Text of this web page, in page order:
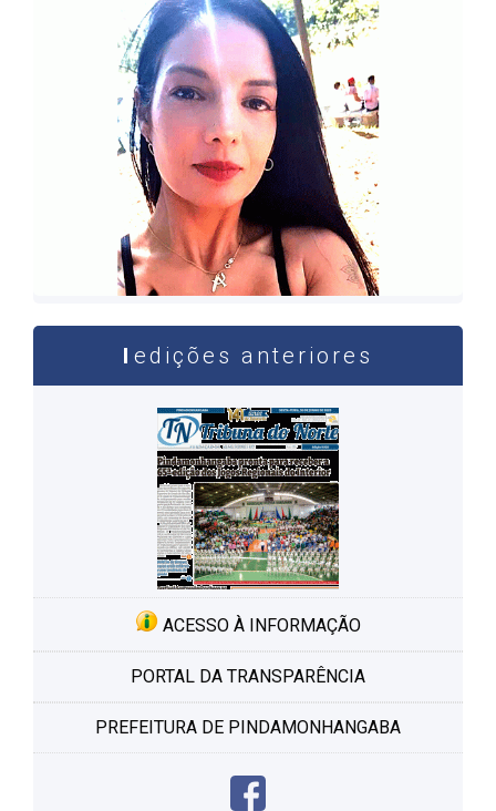
edições anteriores
ACESSO À INFORMAÇÃO
PORTAL DA TRANSPARÊNCIA
PREFEITURA DE PINDAMONHANGABA